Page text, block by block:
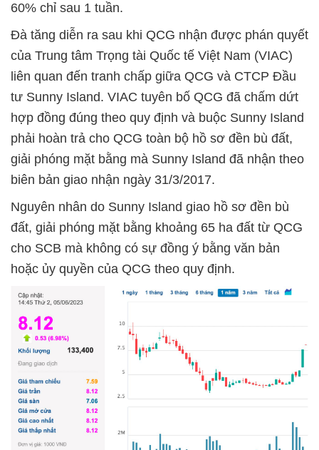
60% chỉ sau 1 tuần.
Đà tăng diễn ra sau khi QCG nhận được phán quyết
của Trung tâm Trọng tài Quốc tế Việt Nam (VIAC)
liên quan đến tranh chấp giữa QCG và CTCP Đầu
tư Sunny Island. VIAC tuyên bố QCG đã chấm dứt
hợp đồng đúng theo quy định và buộc Sunny Island
phải hoàn trả cho QCG toàn bộ hồ sơ đền bù đất,
giải phóng mặt bằng mà Sunny Island đã nhận theo
biên bản giao nhận ngày 31/3/2017.
Nguyên nhân do Sunny Island giao hồ sơ đền bù
đất, giải phóng mặt bằng khoảng 65 ha đất từ QCG
cho SCB mà không có sự đồng ý bằng văn bản
hoặc ủy quyền của QCG theo quy định.